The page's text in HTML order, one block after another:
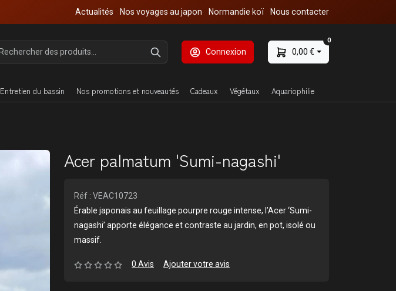
Actualités Nos voyages au japon Normandie koï Nous contacter
Connexion 0,00 €
0
Entretien du bassin Nos promotions et nouveautés Cadeaux Végétaux Aquariophilie
Acer palmatum 'Sumi-nagashi'
Réf : VEAC10723
Érable japonais au feuillage pourpre rouge intense, l’Acer ‘Sumi-
nagashi’ apporte élégance et contraste au jardin, en pot, isolé ou
massif.
0 Avis Ajouter votre avis